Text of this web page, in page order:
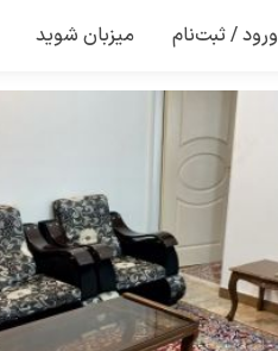
ورود / ثبت‌نام میزبان شوید